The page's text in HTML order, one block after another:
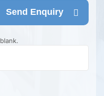
Send Enquiry